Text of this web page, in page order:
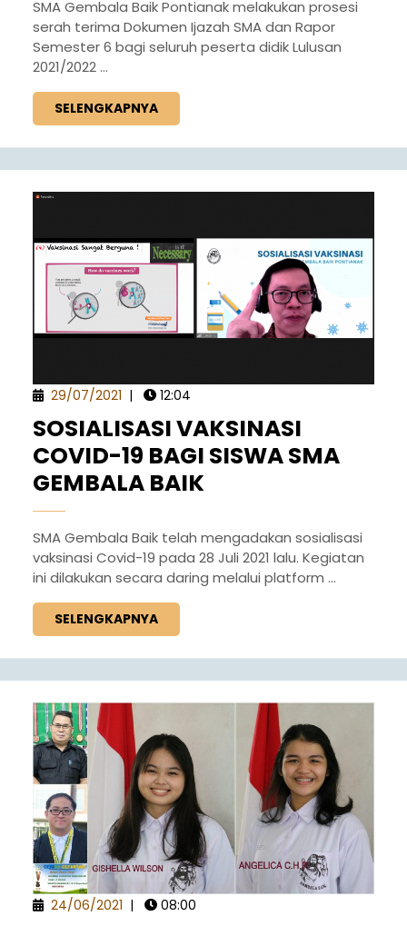
SMA Gembala Baik Pontianak melakukan prosesi
serah terima Dokumen Ijazah SMA dan Rapor
Semester 6 bagi seluruh peserta didik Lulusan
2021/2022 ...
SELENGKAPNYA
29/07/2021 | 12:04
SOSIALISASI VAKSINASI
COVID-19 BAGI SISWA SMA
GEMBALA BAIK
SMA Gembala Baik telah mengadakan sosialisasi
vaksinasi Covid-19 pada 28 Juli 2021 lalu. Kegiatan
ini dilakukan secara daring melalui platform ...
SELENGKAPNYA
24/06/2021 | 08:00